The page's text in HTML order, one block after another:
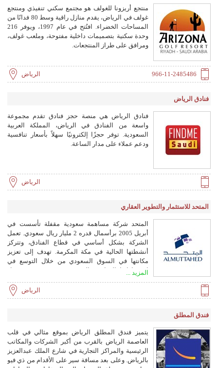
منتجع أريزونا للغولف هو مجتمع سكني تنفيذي ومنتجع
غولف في الرياض، يقدم منازل راقية وسط 80 فدانًا من
المساحات الخضراء. افتُتح في عام 1997، ويوفر 216
وحدة سكنية بتصميمات داخلية مفتوحة، وملعب غولف،
ومرافق على طراز المنتجعات.
966-11-2485486 الرياض
فنادق الرياض
فنادق الرياض هي منصة حجز فنادق تقدم مجموعة
واسعة من الفنادق في الرياض، المملكة العربية
السعودية. توفر حجزًا إلكترونيًا سهلاً بأسعار تنافسية
ودعم عملاء على مدار الساعة.
الرياض
المتحد للاستثمار والتطوير العقاري
المتحد شركة مساهمة سعودية مقفلة تأسست في
أبريل 2005 برأسمال قدره 2 مليار ريال سعودي. تعمل
الشركة بشكل أساسي في قطاع الفنادق، وتتركز
أنشطتها الحالية في مكة المكرمة. تهدف إلى تعزيز
مكانتها في السوق السعودي من خلال التوسع في
استثماراتها العقارية والفندقية في مدن رئيسية مثل
مستويات الجودة والخدمة وعوائد مستدامة
للمساهمين، بما يتماشى مع رؤية السعودية 2030.
المزيد ...
الرياض
فندق المطلق
يتميز فندق المطلق الرياض بموقع مثالي في قلب
العاصمة الرياض بالقرب من أكبر الشركات والمكاتب
الرئيسية والمراكز التجارية في شارع الملك عبدالعزيز
بالرياض. وعلى بعد مسافة سير على الأقدام من ذي فيو